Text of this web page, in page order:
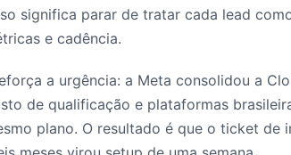
significa parar de tratar cada lead
e cadência.
a urgência: a Meta consolidou a
de qualificação e plataformas
plano. O resultado é que o ticket